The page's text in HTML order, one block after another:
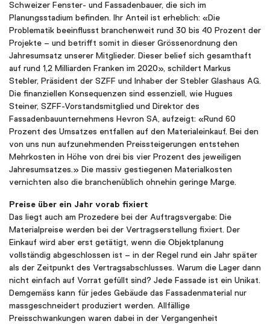
Schweizer Fenster- und Fassadenbauer, die sich im
Planungsstadium befinden. Ihr Anteil ist erheblich: «Die
Problematik beeinflusst branchenweit rund 30 bis 40 Prozent der
Projekte – und betrifft somit in dieser Grössenordnung den
Jahresumsatz unserer Mitglieder. Dieser belief sich gesamthaft
auf rund 1,2 Milliarden Franken im 2020», schildert Markus
Stebler, Präsident der SZFF und Inhaber der Stebler Glashaus AG.
Die finanziellen Konsequenzen sind essenziell, wie Hugues
Steiner, SZFF-Vorstandsmitglied und Direktor des
Fassadenbauunternehmens Hevron SA, aufzeigt: «Rund 60
Prozent des Umsatzes entfallen auf den Materialeinkauf. Bei den
von uns nun aufzunehmenden Preissteigerungen entstehen
Mehrkosten in Höhe von drei bis vier Prozent des jeweiligen
Jahresumsatzes.» Die massiv gestiegenen Materialkosten
vernichten also die branchenüblich ohnehin geringe Marge.
Preise über ein Jahr vorab fixiert
Das liegt auch am Prozedere bei der Auftragsvergabe: Die
Materialpreise werden bei der Vertragserstellung fixiert. Der
Einkauf wird aber erst getätigt, wenn die Objektplanung
vollständig abgeschlossen ist – in der Regel rund ein Jahr später
als der Zeitpunkt des Vertragsabschlusses. Warum die Lager dann
nicht einfach auf Vorrat gefüllt sind? Jede Fassade ist ein Unikat.
Demgemäss kann für jedes Gebäude das Fassadenmaterial nur
massgeschneidert produziert werden. Allfällige
Preisschwankungen waren dabei in der Vergangenheit